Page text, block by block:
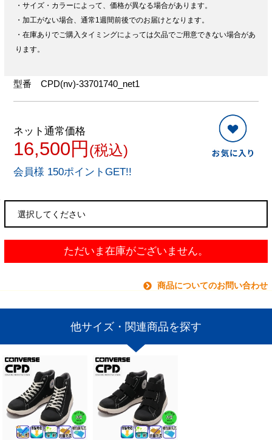
・サイズ・カラーによって、価格が異なる場合があります。
・加工がない場合、通常1週間前後でのお届けとなります。
・在庫ありでご購入タイミングによっては欠品でご用意できない場合があ
ります。
型番CPD(nv)-33701740_net1
ネット通常価格
16,500円 (税込)
会員様 150ポイントGET!!
ただいま在庫がございません。
商品についてのお問い合わせ
他サイズ・関連商品を探す